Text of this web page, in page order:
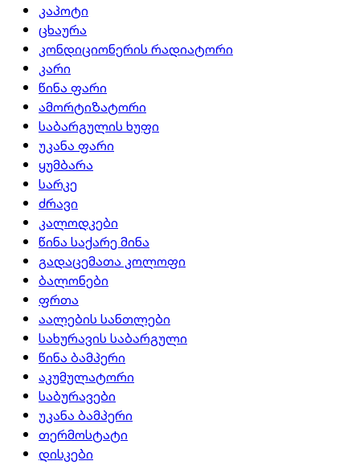
კაპოტი
ცხაურა
კონდიციონერის რადიატორი
კარი
წინა ფარი
ამორტიზატორი
საბარგულის ხუფი
უკანა ფარი
ყუმბარა
სარკე
ძრავი
კალოდკები
წინა საქარე მინა
გადაცემათა კოლოფი
ბალონები
ფრთა
აალების სანთლები
სახურავის საბარგული
წინა ბამპერი
აკუმულატორი
საბურავები
უკანა ბამპერი
თერმოსტატი
დისკები